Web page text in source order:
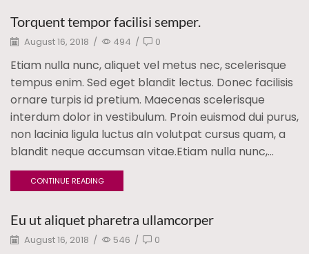
Torquent tempor facilisi semper.
August 16, 2018 / 494 / 0
Etiam nulla nunc, aliquet vel metus nec, scelerisque
tempus enim. Sed eget blandit lectus. Donec facilisis
ornare turpis id pretium. Maecenas scelerisque
interdum dolor in vestibulum. Proin euismod dui purus,
non lacinia ligula luctus aIn volutpat cursus quam, a
blandit neque accumsan vitae.Etiam nulla nunc,...
CONTINUE READING
Eu ut aliquet pharetra ullamcorper
August 16, 2018 / 546 / 0